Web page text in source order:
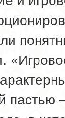
пастью